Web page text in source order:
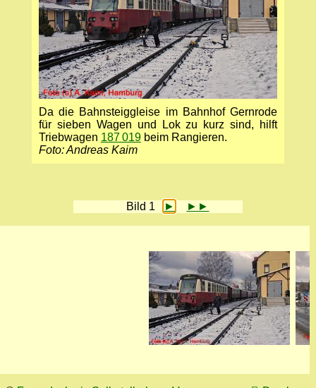
Da die Bahnsteiggleise im Bahnhof Gernrode
für sieben Wagen und Lok zu kurz sind, hilft
Triebwagen 187 019beim Rangieren.
Foto: Andreas Kaim
Bild 1 ► ►►